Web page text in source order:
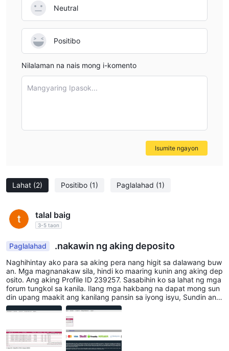
Lahat (2) Positibo (1) Paglalahad (1)
talal baig
3-5 taon
Paglalahad .nakawin ng aking deposito
Naghihintay ako para sa aking pera nang higit sa dalawang buw
an. Mga magnanakaw sila, hindi ko maaring kunin ang aking dep
osito. Ang aking Profile ID 239257. Sasabihin ko sa lahat ng mga
forum tungkol sa kanila. Ilang mga hakbang na dapat mong sun
din upang maakit ang kanilang pansin sa iyong isyu, Sundin ang
mga iminungkahing hakbang sa ibaba: Anyayahan silang sumali
sa thread na ito sa pamamagitan ng email (Magpadala ng isang
email sa bawat posibleng address). Pumunta sa kanilang websit
e at anyayahan silang pumunta dito sa pamamagitan ng Live Ch
at.
Neutral
Positibo
Nilalaman na nais mong i-komento
Mangyaring Ipasok...
Isumite ngayon